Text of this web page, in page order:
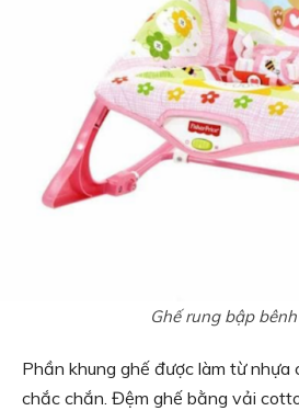
Ghế rung bập
Phần khung ghế được làm từ nhựa
chắc chắn. Đệm ghế bằng vải